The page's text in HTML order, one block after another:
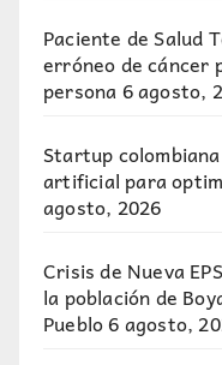
Paciente de Salud
erróneo de cáncer
persona6 agosto,
Startup
artificial para
agosto, 2026
Crisis de Nueva
la población de
Pueblo6 agosto,